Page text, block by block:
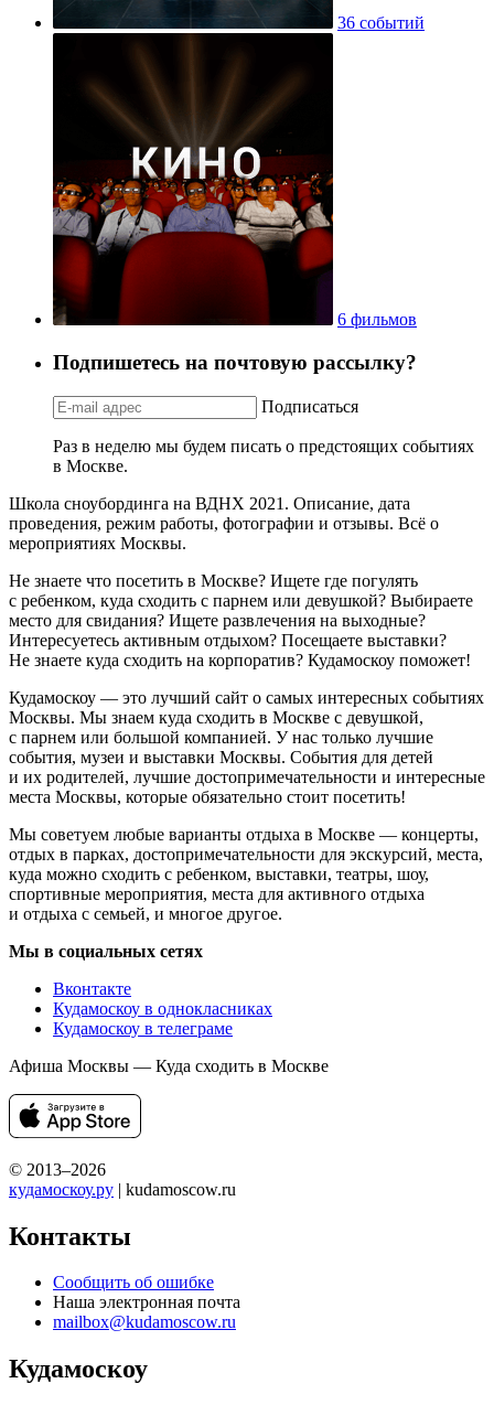
36 событий
6 фильмов
Подпишетесь на почтовую рассылку?
Подписаться
Раз в неделю мы будем писать о предстоящих событиях
в Москве.
Школа сноубординга на ВДНХ 2021. Описание, дата
проведения, режим работы, фотографии и отзывы. Всё о
мероприятиях Москвы.
Не знаете что посетить в Москве? Ищете где погулять
с ребенком, куда сходить с парнем или девушкой? Выбираете
место для свидания? Ищете развлечения на выходные?
Интересуетесь активным отдыхом? Посещаете выставки?
Не знаете куда сходить на корпоратив? Кудамоскоу поможет!
Кудамоскоу — это лучший сайт о самых интересных событиях
Москвы. Мы знаем куда сходить в Москве с девушкой,
с парнем или большой компанией. У нас только лучшие
события, музеи и выставки Москвы. События для детей
и их родителей, лучшие достопримечательности и интересные
места Москвы, которые обязательно стоит посетить!
Мы советуем любые варианты отдыха в Москве — концерты,
отдых в парках, достопримечательности для экскурсий, места,
куда можно сходить с ребенком, выставки, театры, шоу,
спортивные мероприятия, места для активного отдыха
и отдыха с семьей, и многое другое.
Мы в социальных сетях
Вконтакте
Кудамоскоу в однокласниках
Кудамоскоу в телеграме
Афиша Москвы — Куда сходить в Москве
© 2013–2026
кудамоскоу.ру | kudamoscow.ru
Контакты
Сообщить об ошибке
Наша электронная почта
mailbox@kudamoscow.ru
Кудамоскоу